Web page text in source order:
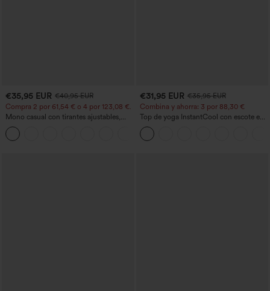
€35,95 EUR €40,95 EUR
Compra 2 por 61,54 € o 4 por 123,08 €.
Mono casual con tirantes ajustables,
fruncidos, pierna ancha, tejido jaspeado
y bolsillos - Easy Peezy
€31,95 EUR €35,95 EUR
Combina y ahorra: 3 por 88,30 €
Top de yoga InstantCool con escote en
U y bajo curvado - UPF50+